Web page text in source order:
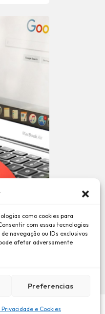
como cookies para
com essas tecnologias
navegação ou IDs exclusivos
afetar adversamente
Preferencias
e Cookies